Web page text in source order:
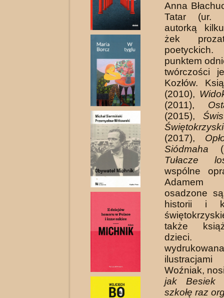
Anna
Tatar (ur.
autorką
żek
punktem
twórczości
Kozłów.
(2010),
(2011),
(2015),
(2017),
Siódmaha
Tułacze
wspólne
Adamem
osadzone
histo­rii i
także
dzieci.
Woźniak,
jak Besiek
szkołę raz